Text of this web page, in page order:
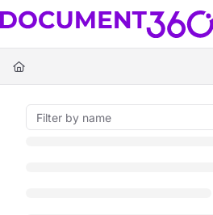
Documentation Index
Fetch the complete documentation index
Use this file to discover all available